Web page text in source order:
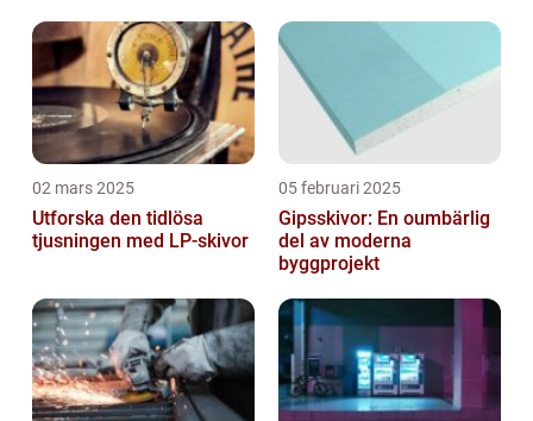
02 mars 2025
Utforska den tidlösa
tjusningen med LP-skivor
05 februari 2025
Gipsskivor: En oumbärlig
del av moderna
byggprojekt